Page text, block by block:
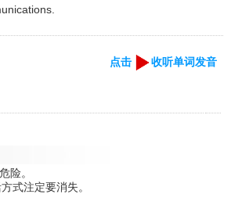
点击 收听单词发音
险。
式注定要消失。